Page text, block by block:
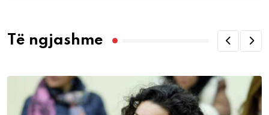
Të ngjashme